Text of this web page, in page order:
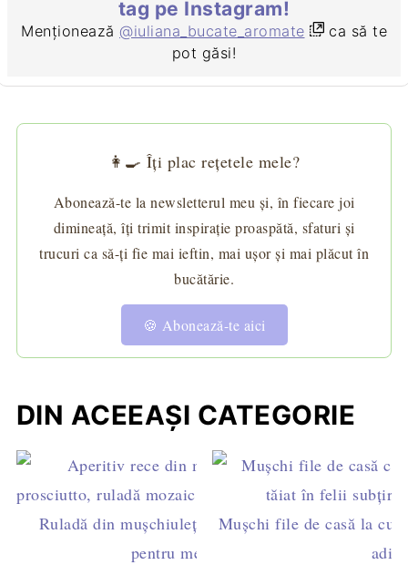
tag pe Instagram!
Menționează @iuliana_bucate_aromate
ca să te
pot găsi!
👩‍🍳 Îți plac rețetele mele?
Abonează-te la newsletterul meu și, în fiecare joi
dimineață, îți trimit inspirație proaspătă, sfaturi și
trucuri ca să-ți fie mai ieftin, mai ușor și mai plăcut în
bucătărie.
🍪 Abonează-te aici
DIN ACEEAȘI CATEGORIE
Ruladă din mușchiuleț de porc - aperitiv rece
pentru mese festive
Mușchi file de casă la